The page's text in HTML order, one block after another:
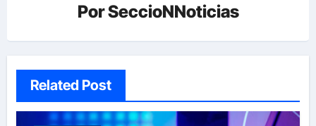
PorSeccioNNoticias
Related Post